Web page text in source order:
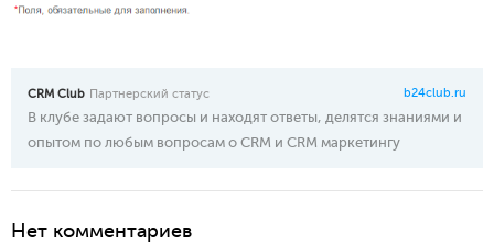
CRM Club Партнерский статус b24club.ru
В клубе задают вопросы и находят ответы, делятся знаниями и
опытом по любым вопросам о CRM и CRM маркетингу
Нет комментариев